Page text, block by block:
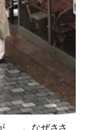
……。なぜささ